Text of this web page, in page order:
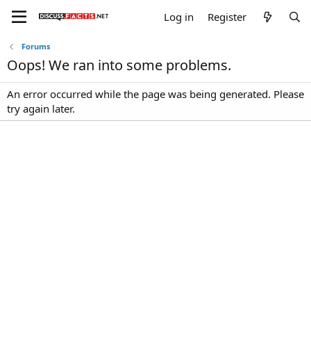
Log in Register
Forums
Oops! We ran into some problems.
An error occurred while the page was being generated. Please
try again later.